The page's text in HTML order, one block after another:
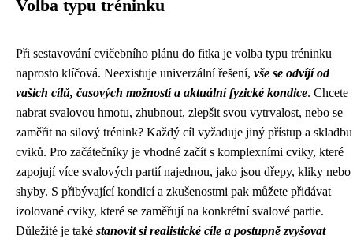
Volba typu tréninku
Při sestavování cvičebního plánu do fitka je volba typu tréninku
naprosto klíčová. Neexistuje univerzální řešení, vše se odvíjí od
vašich cílů, časových možností a aktuální fyzické kondice. Chcete
nabrat svalovou hmotu, zhubnout, zlepšit svou vytrvalost, nebo se
zaměřit na silový trénink? Každý cíl vyžaduje jiný přístup a skladbu
cviků. Pro začátečníky je vhodné začít s komplexními cviky, které
zapojují více svalových partií najednou, jako jsou dřepy, kliky nebo
shyby. S přibývající kondicí a zkušenostmi pak můžete přidávat
izolované cviky, které se zaměřují na konkrétní svalové partie.
Důležité je také stanovit si realistické cíle a postupně zvyšovat